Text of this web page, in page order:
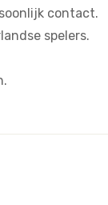
contact.
spelers.